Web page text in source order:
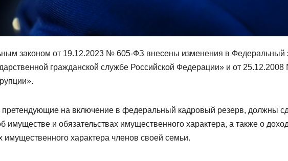
законом от 19.12.2023 № 605-ФЗ внесены изменения в Федеральный
гражданской службе Российской Федерации» и от
на включение в федеральный кадровый резерв, должны
имуществе и обязательствах имущественного характера, а также о
имущественного характера членов своей семьи.